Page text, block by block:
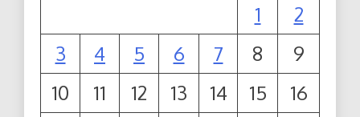
1
2
3
4 5 6 7 8
9
10
11 12 13 14 15
16